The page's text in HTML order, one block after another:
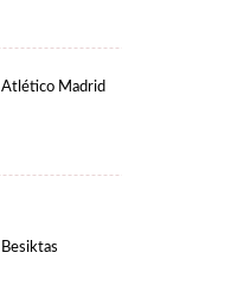
Atlético Madrid
Besiktas